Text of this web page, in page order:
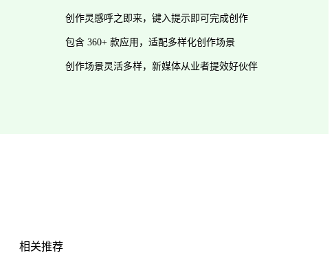
创作灵感呼之即来，键入提示即可完成创作
包含 360+ 款应用，适配多样化创作场景
创作场景灵活多样，新媒体从业者提效好伙伴
相关推荐